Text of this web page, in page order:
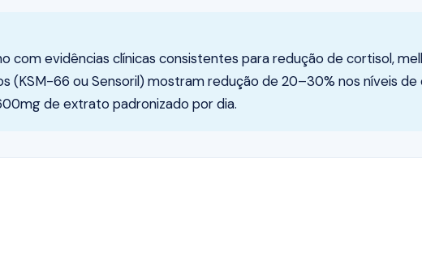
com evidências clínicas consistentes para redução de cortisol,
(KSM-66 ou Sensoril) mostram redução de 20–30% nos níveis
de extrato padronizado por dia.